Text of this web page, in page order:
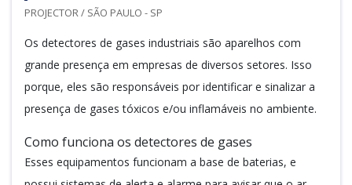
PROJECTOR / SÃO PAULO - SP
Os detectores de gases industriais são aparelhos com
grande presença em empresas de diversos setores. Isso
porque, eles são responsáveis por identificar e sinalizar a
presença de gases tóxicos e/ou inflamáveis no ambiente.
Como funciona os detectores de gases
Esses equipamentos funcionam a base de baterias, e